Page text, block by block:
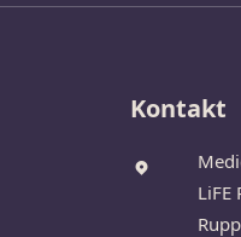
Kontakt
LiFE